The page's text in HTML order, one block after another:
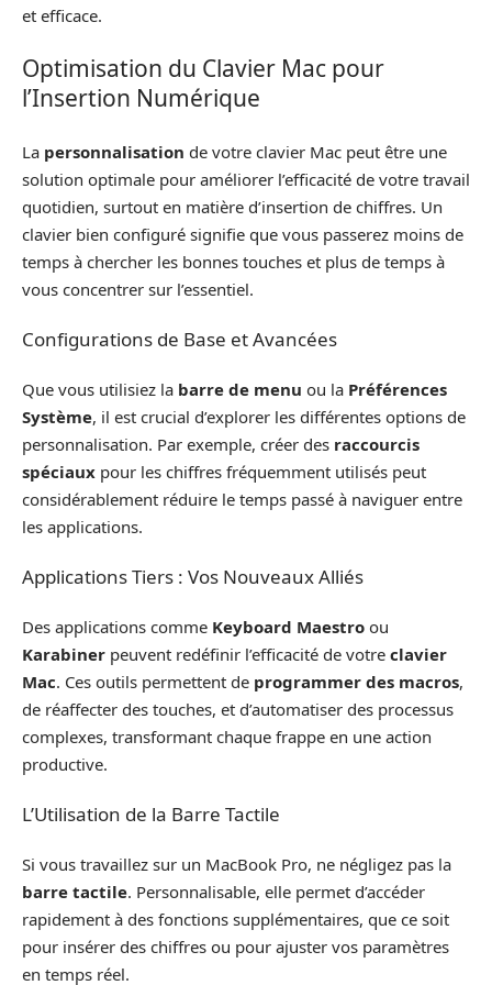
et efficace.
Optimisation du Clavier Mac pour
l’Insertion Numérique
La personnalisation de votre clavier Mac peut être une
solution optimale pour améliorer l’efficacité de votre travail
quotidien, surtout en matière d’insertion de chiffres. Un
clavier bien configuré signifie que vous passerez moins de
temps à chercher les bonnes touches et plus de temps à
vous concentrer sur l’essentiel.
Configurations de Base et Avancées
Que vous utilisiez la barre de menu ou la Préférences
Système, il est crucial d’explorer les différentes options de
personnalisation. Par exemple, créer des raccourcis
spéciaux pour les chiffres fréquemment utilisés peut
considérablement réduire le temps passé à naviguer entre
les applications.
Applications Tiers : Vos Nouveaux Alliés
Des applications comme Keyboard Maestro ou
Karabiner peuvent redéfinir l’efficacité de votre clavier
Mac. Ces outils permettent de programmer des macros,
de réaffecter des touches, et d’automatiser des processus
complexes, transformant chaque frappe en une action
productive.
L’Utilisation de la Barre Tactile
Si vous travaillez sur un MacBook Pro, ne négligez pas la
barre tactile. Personnalisable, elle permet d’accéder
rapidement à des fonctions supplémentaires, que ce soit
pour insérer des chiffres ou pour ajuster vos paramètres
en temps réel.